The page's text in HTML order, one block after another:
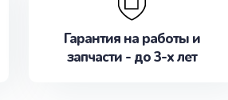
Гарантия на работы и
запчасти - до 3-х лет